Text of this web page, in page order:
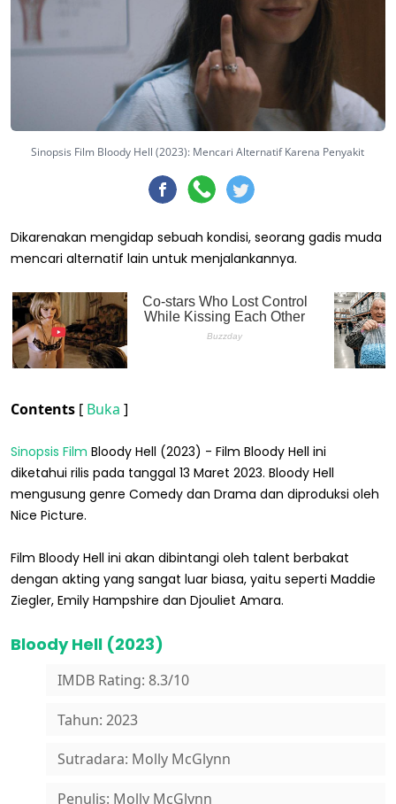
Sinopsis Film Bloody Hell (2023): Mencari Alternatif Karena Penyakit
Dikarenakan mengidap sebuah kondisi, seorang gadis muda
mencari alternatif lain untuk menjalankannya.
Contents [ Buka ]
Sinopsis Film Bloody Hell (2023) - Film Bloody Hell ini
diketahui rilis pada tanggal 13 Maret 2023. Bloody Hell
mengusung genre Comedy dan Drama dan diproduksi oleh
Nice Picture.
Film Bloody Hell ini akan dibintangi oleh talent berbakat
dengan akting yang sangat luar biasa, yaitu seperti Maddie
Ziegler, Emily Hampshire dan Djouliet Amara.
Bloody Hell (2023)
IMDB Rating: 8.3/10
Tahun: 2023
Sutradara: Molly McGlynn
Penulis: Molly McGlynn